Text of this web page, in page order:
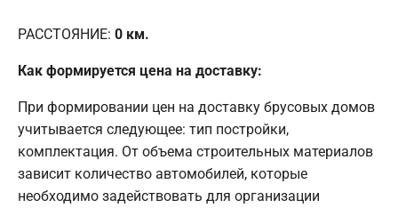
РАССТОЯНИЕ: 0 км.
Как формируется цена на доставку:
При формировании цен на доставку брусовых домов
учитывается следующее: тип постройки,
комплектация. От объема строительных материалов
зависит количество автомобилей, которые
необходимо задействовать для организации